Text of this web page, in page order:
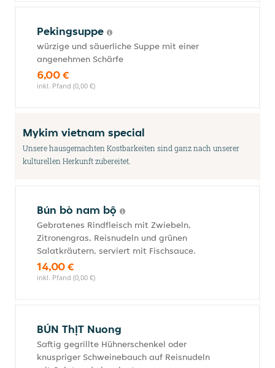
Pekingsuppe
würzige und säuerliche Suppe mit einer
angenehmen Schärfe
6,00 €
inkl. Pfand (0,00 €)
Mykim vietnam special
Unsere hausgemachten Kostbarkeiten sind ganz nach unserer
kulturellen Herkunft zubereitet.
Bún bò nam bộ
Gebratenes Rindfleisch mit Zwiebeln,
Zitronengras, Reisnudeln und grünen
Salatkräutern, serviert mit Fischsauce.
14,00 €
inkl. Pfand (0,00 €)
BÚN ThỊT Nuong
Saftig gegrillte Hühnerschenkel oder
knuspriger Schweinebauch auf Reisnudeln